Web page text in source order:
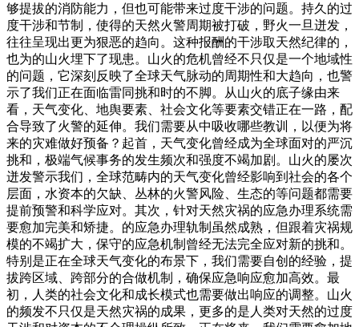
够提拔的消防能力，但也可能带来过度干涉的问题。持久的过
度干涉和节制，使得的天然火警周期被打破，野火一旦迸发，
往往呈现出更为狠恶的趋向。这种报酬的干涉取天然纪律的，
也为的山火埋下了现患。山火的危机曾经不只仅是一个地域性
的问题，它深刻反映了全球天气脉动的周期性和大趋向，也警
示了我们正在面临雷同挑和时的不脚。从山火的底子缘由来
看，天气变化、地舆要素、社会文化等要素交错正在一路，配
合导致了火警的延伸。我们需要从中吸收哪些教训，以便为将
来的灾难做好预备？起首，天气变化曾经成为全球面对的严沉
挑和，极端气候事务的发生频次和强度不竭加剧。山火的屡次
迸发警示我们，全球范畴内的天气变化曾经影响到社会的各个
层面，水资本的欠缺、丛林的火警风险、生态的等问题都需要
提前预警和科学应对。其次，针对天然灾祸的应急办理系统需
要愈加完美和矫捷。的应急办理轨制虽然成熟，但跟着灾祸规
模的不竭扩大，保守的应急机制曾经无法完全应对新的挑和。
特别是正在全球天气变化的布景下，我们需要自创的经验，提
拔跨区域、跨部分的合做机制，确保应急响应愈加高效。最
初，人类的社会文化和成长模式也需要做出响应的调整。山火
的频发不只仅是天然灾祸的成果，更多的是人类对天然的过度